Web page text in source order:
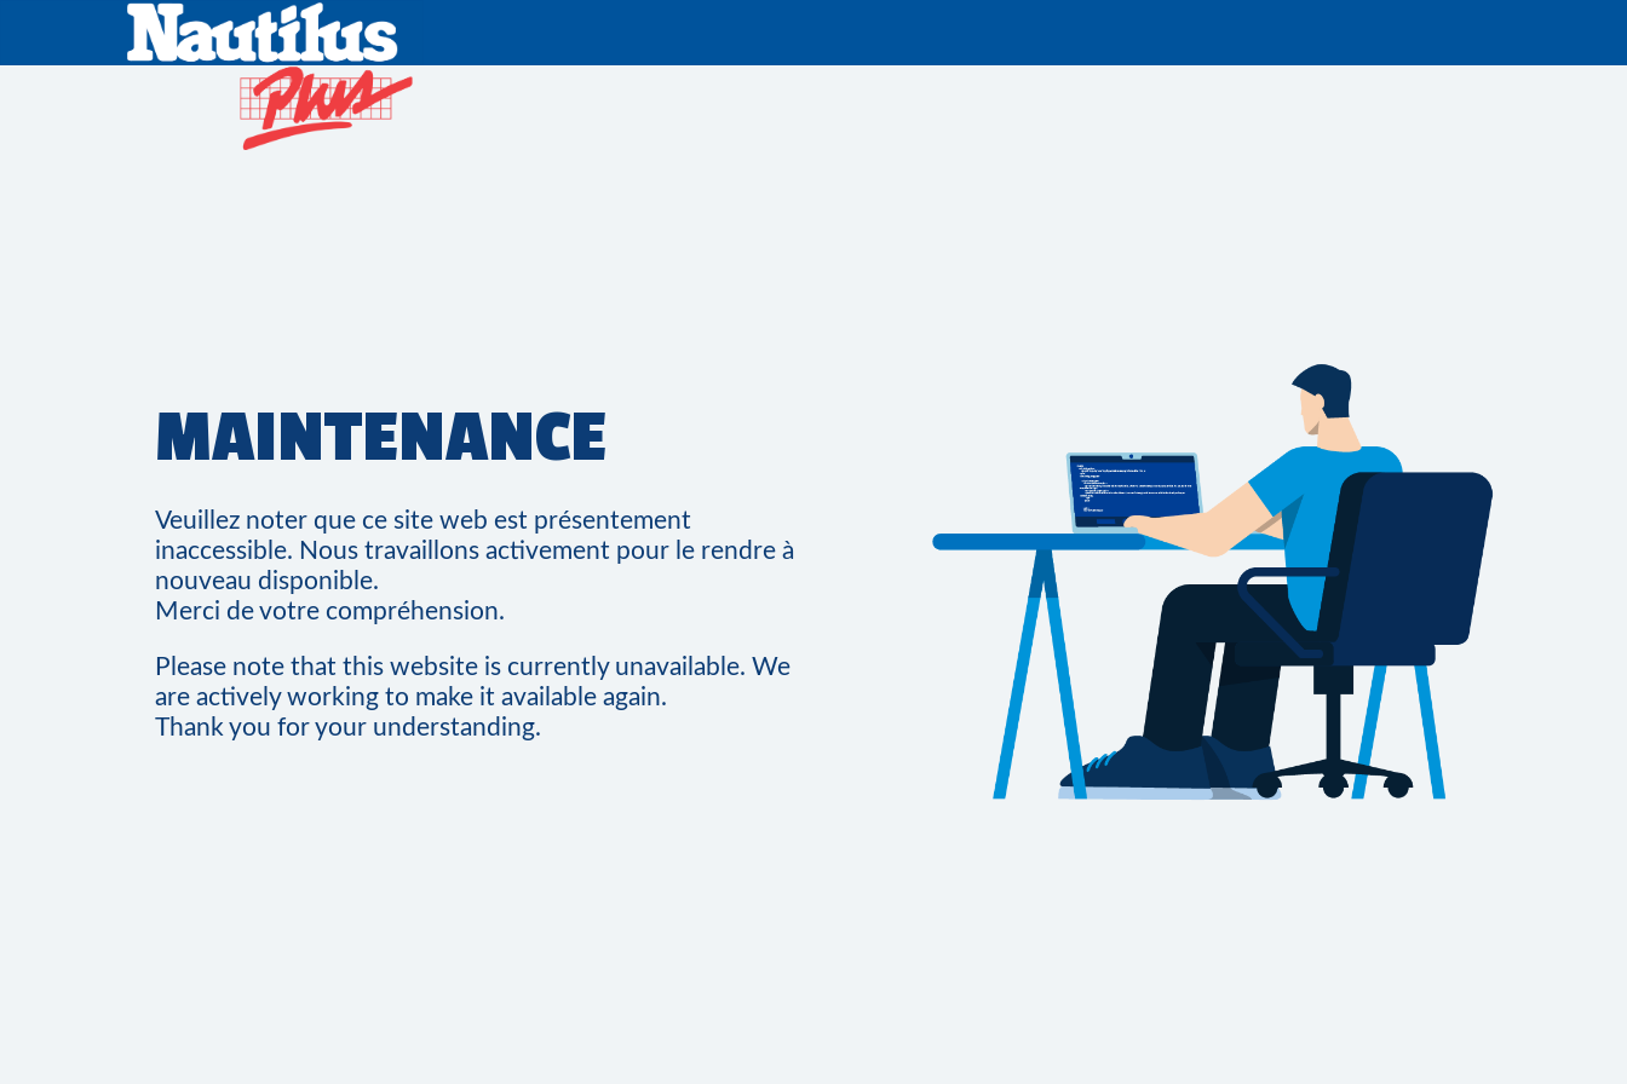
MAINTENANCE
Veuillez noter que ce site web est présentement
inaccessible. Nous travaillons activement pour le rendre à
nouveau disponible.
Merci de votre compréhension.
Please note that this website is currently unavailable. We
are actively working to make it available again.
Thank you for your understanding.